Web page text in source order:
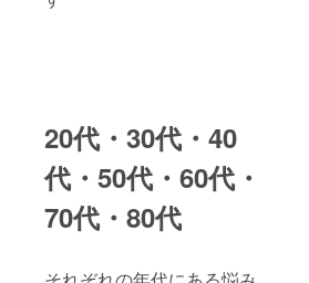
20代・30代・40
代・50代・60代・
70代・80代